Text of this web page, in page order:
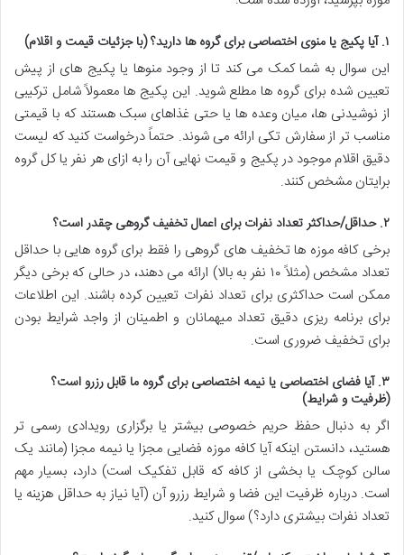
۱. آیا پکیج یا منوی اختصاصی برای گروه ها دارید؟ (با جزئیات قیمت و اقلام)
این سوال به شما کمک می کند تا از وجود منوها یا پکیج های از پیش
تعیین شده برای گروه ها مطلع شوید. این پکیج ها معمولاً شامل ترکیبی
از نوشیدنی ها، میان وعده ها یا حتی غذاهای سبک هستند که با قیمتی
مناسب تر از سفارش تکی ارائه می شوند. حتماً درخواست کنید که لیست
دقیق اقلام موجود در پکیج و قیمت نهایی آن را به ازای هر نفر یا کل گروه
برایتان مشخص کنند.
۲. حداقل/حداکثر تعداد نفرات برای اعمال تخفیف گروهی چقدر است؟
برخی کافه موزه ها تخفیف های گروهی را فقط برای گروه هایی با حداقل
تعداد مشخص (مثلاً ۱۰ نفر به بالا) ارائه می دهند، در حالی که برخی دیگر
ممکن است حداکثری برای تعداد نفرات تعیین کرده باشند. این اطلاعات
برای برنامه ریزی دقیق تعداد میهمانان و اطمینان از واجد شرایط بودن
برای تخفیف ضروری است.
۳. آیا فضای اختصاصی یا نیمه اختصاصی برای گروه ما قابل رزرو است؟
(ظرفیت و شرایط)
اگر به دنبال حفظ حریم خصوصی بیشتر یا برگزاری رویدادی رسمی تر
هستید، دانستن اینکه آیا کافه موزه فضایی مجزا یا نیمه مجزا (مانند یک
سالن کوچک یا بخشی از کافه که قابل تفکیک است) دارد، بسیار مهم
است. درباره ظرفیت این فضا و شرایط رزرو آن (آیا نیاز به حداقل هزینه یا
تعداد نفرات بیشتری دارد؟) سوال کنید.